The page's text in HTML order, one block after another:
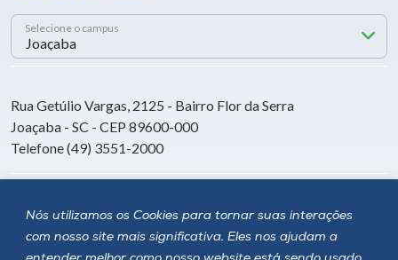
Nós utilizamos os Cookies para tornar suas interações
com nosso site mais significativa. Eles nos ajudam a
Selecione o campus
Rua Getúlio Vargas, 2125 - Bairro Flor da Serra
Joaçaba - SC - CEP 89600-000
Telefone (49) 3551-2000
Siga a Unoesc